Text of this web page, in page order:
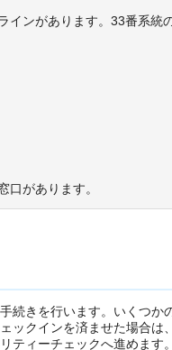
インがあります。33番系統
があります。
続きを行います。いくつか
ックインを済ませた場合は
ティーチェックへ進めます